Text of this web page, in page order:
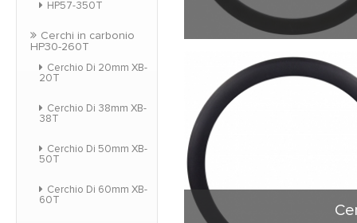
HP57-350T
Cerchi in carbonio
HP30-260T
Cerchio Di 20mm XB-
20T
Cerchio Di 38mm XB-
38T
Cerchio Di 50mm XB-
50T
Cerchio Di 60mm XB-
60T
e dalla Germania.